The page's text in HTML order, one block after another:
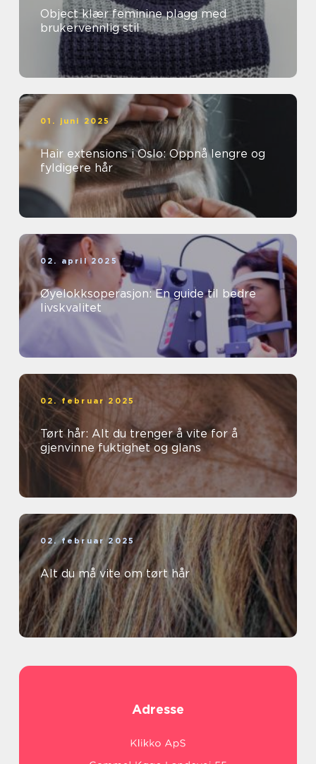
Object klær feminine plagg med
brukervennlig stil
01. juni 2025
Hair extensions i Oslo: Oppnå lengre og
fyldigere hår
02. april 2025
Øyelokksoperasjon: En guide til bedre
livskvalitet
02. februar 2025
Tørt hår: Alt du trenger å vite for å
gjenvinne fuktighet og glans
02. februar 2025
Alt du må vite om tørt hår
Adresse